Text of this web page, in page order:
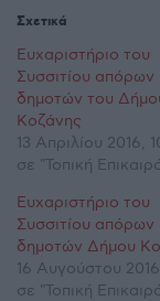
Σχετικά
Ευχαριστήριο του
Συσσιτίου απόρων
δημοτών του
Κοζάνης
13 Απριλίου 2016,
σε "Τοπική
Ευχαριστήριο του
Συσσιτίου απόρων
δημοτών Δήμου
16 Αυγούστου
σε "Τοπική